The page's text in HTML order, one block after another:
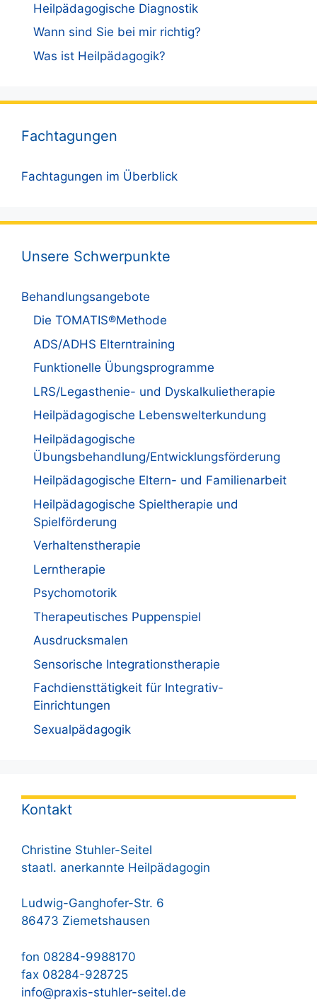
Heilpädagogische Diagnostik
Wann sind Sie bei mir richtig?
Was ist Heilpädagogik?
Fachtagungen
Fachtagungen im Überblick
Unsere Schwerpunkte
Behandlungsangebote
Die TOMATIS®Methode
ADS/ADHS Elterntraining
Funktionelle Übungsprogramme
LRS/Legasthenie- und Dyskalkulietherapie
Heilpädagogische Lebenswelterkundung
Heilpädagogische
Übungsbehandlung/Entwicklungsförderung
Heilpädagogische Eltern- und Familienarbeit
Heilpädagogische Spieltherapie und
Spielförderung
Verhaltenstherapie
Lerntherapie
Psychomotorik
Therapeutisches Puppenspiel
Ausdrucksmalen
Sensorische Integrationstherapie
Fachdiensttätigkeit für Integrativ-
Einrichtungen
Sexualpädagogik
Kontakt
Christine Stuhler-Seitel
staatl. anerkannte Heilpädagogin
Ludwig-Ganghofer-Str. 6
86473 Ziemetshausen
fon 08284-9988170
fax 08284-928725
info@praxis-stuhler-seitel.de